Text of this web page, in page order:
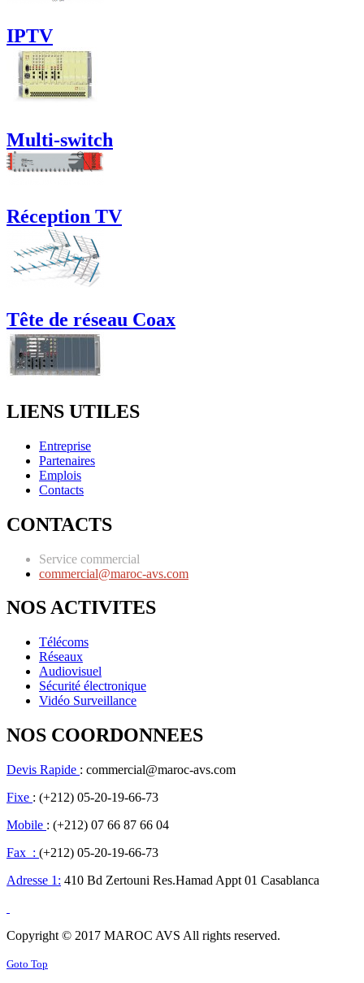
IPTV
Multi-switch
Réception TV
Tête de réseau Coax
LIENS UTILES
Entreprise
Partenaires
Emplois
Contacts
CONTACTS
Service commercial
commercial@maroc-avs.com
NOS ACTIVITES
Télécoms
Réseaux
Audiovisuel
Sécurité électronique
Vidéo Surveillance
NOS COORDONNEES
Devis Rapide : commercial@maroc-avs.com
Fixe : (+212) 05-20-19-66-73
Mobile : (+212) 07 66 87 66 04
Fax : (+212) 05-20-19-66-73
Adresse 1: 410 Bd Zertouni Res.Hamad Appt 01 Casablanca
Copyright © 2017 MAROC AVS All rights reserved.
Goto Top